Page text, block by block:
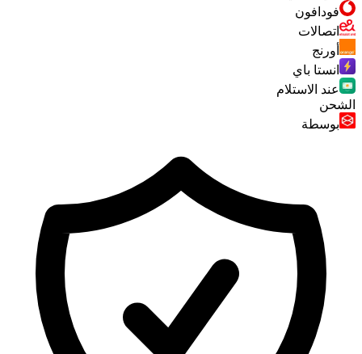
فودافون
اتصالات
أورنج
انستا باي
عند الاستلام
الشحن
بوسطة